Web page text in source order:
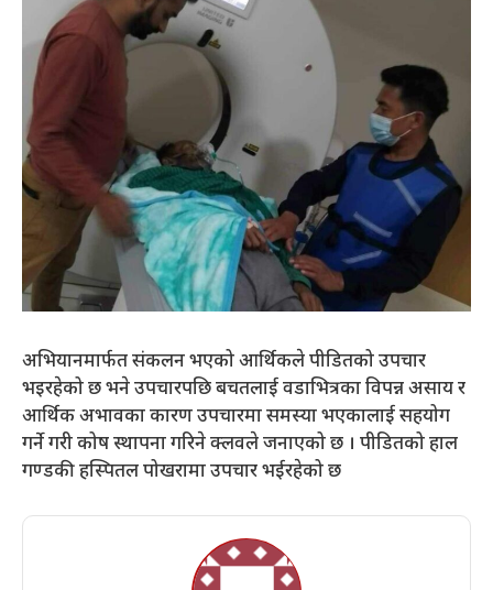
अभियानमार्फत संकलन भएको आर्थिकले पीडितको उपचार
भइरहेको छ भने उपचारपछि बचतलाई वडाभित्रका विपन्न असाय र
आर्थिक अभावका कारण उपचारमा समस्या भएकालाई सहयोग
गर्ने गरी कोष स्थापना गरिने क्लवले जनाएको छ । पीडितको हाल
गण्डकी हस्पितल पोखरामा उपचार भईरहेको छ